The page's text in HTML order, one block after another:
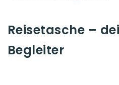
Reisetasche –
Begleiter